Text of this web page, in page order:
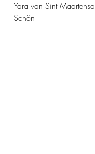
Yara van Sint
Schön